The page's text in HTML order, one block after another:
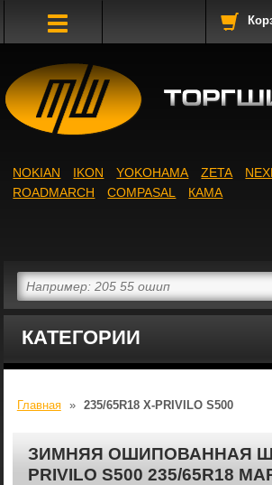
КАТЕГОРИИ
NOKIAN IKON YOKOHAMA ZETA
ROADMARCH
COMPASAL КАМА
Главная » 235/65R18 X-PRIVILO S500
ЗИМНЯЯ ОШИПОВАННАЯ
PRIVILO S500 235/65R18